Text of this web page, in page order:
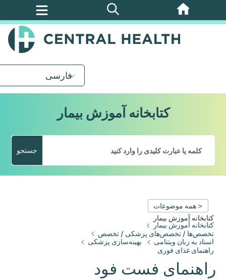
پرش
فارسی
کتابخانه آموزش بیمار
جستجو
< همه موضوعات
کتابخانه آموزش بیمار
کتابخانه آموزش بیمار
تخصص‌ها / تخصص‌های پزشکی / تخصص
اسناد به زبان ویتنامی
بهینه‌سازی پزشکی
راهنمای غذای فوری
راهنمای فست فود